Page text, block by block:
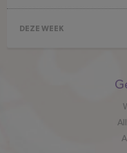
DEZE WEEK